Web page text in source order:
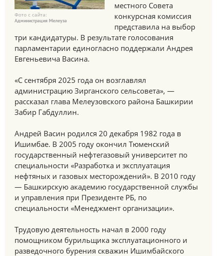
Фото с сайта:
Администрация Мелеуза
местного Совета
конкурсная комиссия
представила на выбор
три кандидатуры. В результате голосования
парламентарии единогласно поддержали Андрея
Евгеньевича Васина.
«С сентября 2025 года он возглавлял
администрацию Зирганского сельсовета», —
рассказал глава Мелеузовского района Башкирии
Забир Габдуллин.
Андрей Васин родился 20 декабря 1982 года в
Ишимбае. В 2005 году окончил Тюменский
государственный нефтегазовый университет по
специальности «Разработка и эксплуатация
нефтяных и газовых месторождений». В 2010 году
— Башкирскую академию государственной службы
и управления при Президенте РБ, по
специальности «Менеджмент организации».
Трудовую деятельность начал в 2000 году
помощником бурильщика эксплуатационного и
разведочного бурения скважин Ишимбайского